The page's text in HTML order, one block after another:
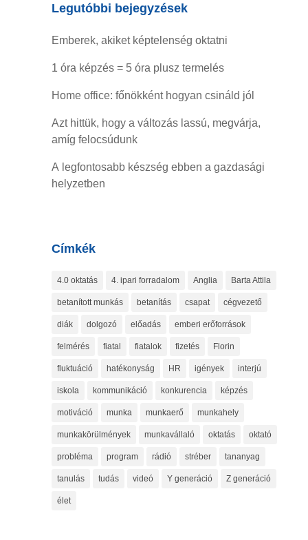
Legutóbbi bejegyzések
Emberek, akiket képtelenség oktatni
1 óra képzés = 5 óra plusz termelés
Home office: főnökként hogyan csináld jól
Azt hittük, hogy a változás lassú, megvárja,
amíg felocsúdunk
A legfontosabb készség ebben a gazdasági
helyzetben
Címkék
4.0 oktatás 4. ipari forradalom Anglia Barta Attila
betanított munkás betanítás csapat cégvezető
diák dolgozó előadás emberi erőforrások
felmérés fiatal fiatalok fizetés Florin
fluktuáció hatékonyság HR igények interjú
iskola kommunikáció konkurencia képzés
motiváció munka munkaerő munkahely
munkakörülmények munkavállaló oktatás oktató
probléma program rádió stréber tananyag
tanulás tudás videó Y generáció Z generáció
élet